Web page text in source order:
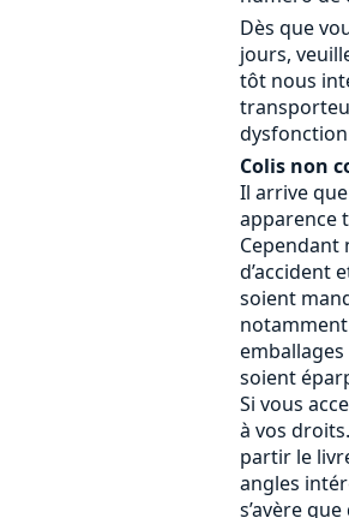
Dès que
jours,
tôt nous
Colis non
Il arrive
apparence
Cependant
d’accident
soient
emballages
soient
Si vous
à vos
partir le
angles
s’avère